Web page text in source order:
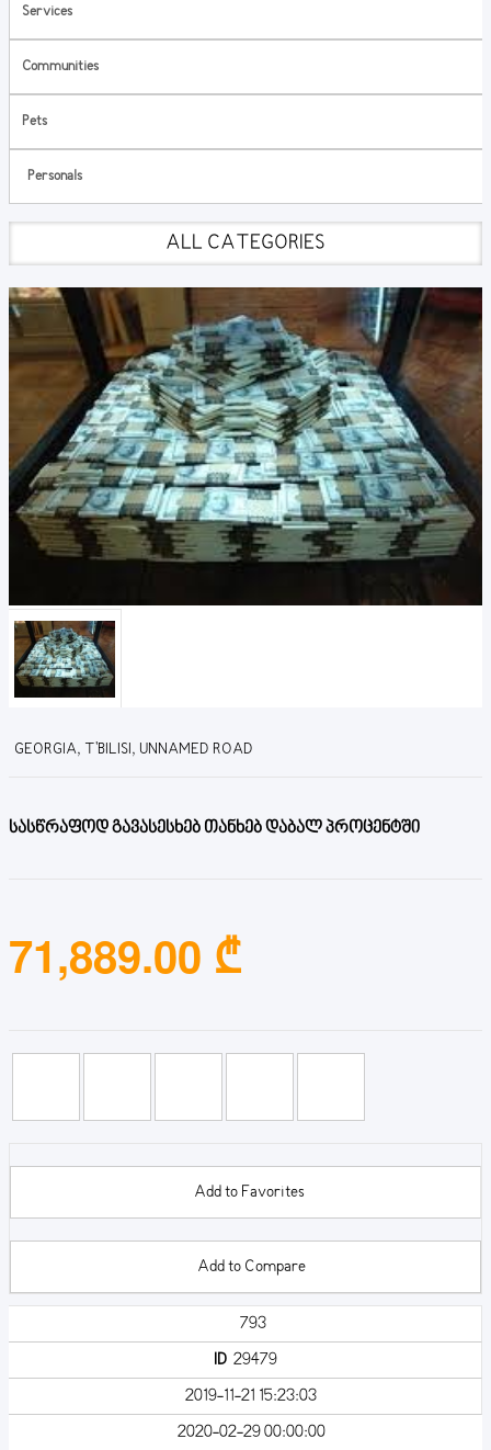
Services
Communities
Pets
Personals
ALL CATEGORIES
GEORGIA, T'BILISI, UNNAMED ROAD
სასწრაფოდ გავასესხებ თანხებ დაბალ პროცენტში
71,889.00 ₾
Add to Favorites
Add to Compare
793
ID29479
2019-11-21 15:23:03
2020-02-29 00:00:00